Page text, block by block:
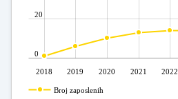
2018 2019 2020 2021 2022
0
20
Broj zaposlenih